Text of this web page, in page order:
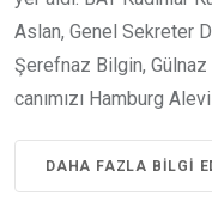
Aslan, Genel Sekreter
Şerefnaz Bilgin,
canımızı Hamburg
DAHA FAZLA BILGI